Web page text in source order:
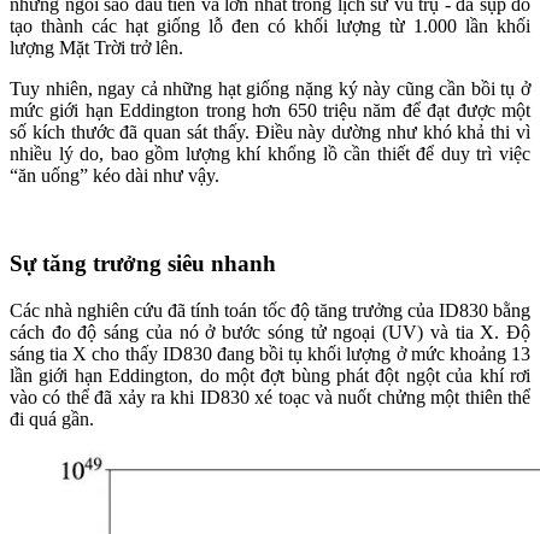
những ngôi sao đầu tiên và lớn nhất trong lịch sử vũ trụ - đã sụp đổ
tạo thành các hạt giống lỗ đen có khối lượng từ 1.000 lần khối
lượng Mặt Trời trở lên.
Tuy nhiên, ngay cả những hạt giống nặng ký này cũng cần bồi tụ ở
mức giới hạn Eddington trong hơn 650 triệu năm để đạt được một
số kích thước đã quan sát thấy. Điều này dường như khó khả thi vì
nhiều lý do, bao gồm lượng khí khổng lồ cần thiết để duy trì việc
“ăn uống” kéo dài như vậy.
Sự tăng trưởng siêu nhanh
Các nhà nghiên cứu đã tính toán tốc độ tăng trưởng của ID830 bằng
cách đo độ sáng của nó ở bước sóng tử ngoại (UV) và tia X. Độ
sáng tia X cho thấy ID830 đang bồi tụ khối lượng ở mức khoảng 13
lần giới hạn Eddington, do một đợt bùng phát đột ngột của khí rơi
vào có thể đã xảy ra khi ID830 xé toạc và nuốt chửng một thiên thể
đi quá gần.